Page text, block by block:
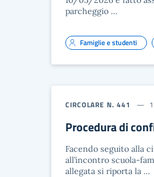
parcheggio …
Famiglie e studenti
CIRCOLARE N. 441
Procedura di
Facendo seguito alla
all’incontro scuola-
allegata si riporta la …